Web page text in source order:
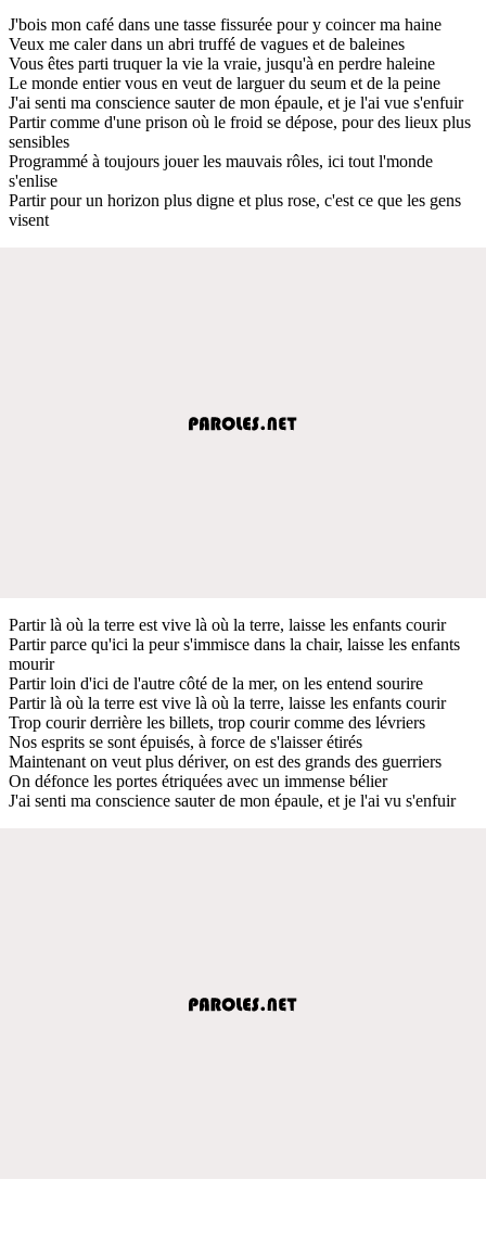
J'bois mon café dans une tasse fissurée pour y coincer ma haine
Veux me caler dans un abri truffé de vagues et de baleines
Vous êtes parti truquer la vie la vraie, jusqu'à en perdre haleine
Le monde entier vous en veut de larguer du seum et de la peine
J'ai senti ma conscience sauter de mon épaule, et je l'ai vue s'enfuir
Partir comme d'une prison où le froid se dépose, pour des lieux plus
sensibles
Programmé à toujours jouer les mauvais rôles, ici tout l'monde
s'enlise
Partir pour un horizon plus digne et plus rose, c'est ce que les gens
visent
Partir là où la terre est vive là où la terre, laisse les enfants courir
Partir parce qu'ici la peur s'immisce dans la chair, laisse les enfants
mourir
Partir loin d'ici de l'autre côté de la mer, on les entend sourire
Partir là où la terre est vive là où la terre, laisse les enfants courir
Trop courir derrière les billets, trop courir comme des lévriers
Nos esprits se sont épuisés, à force de s'laisser étirés
Maintenant on veut plus dériver, on est des grands des guerriers
On défonce les portes étriquées avec un immense bélier
J'ai senti ma conscience sauter de mon épaule, et je l'ai vu s'enfuir